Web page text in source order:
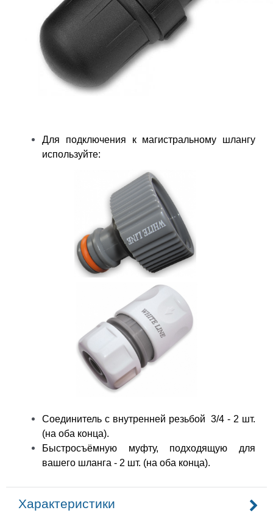
Для подключения к магистральному шлангу
используйте:
Соединитель с внутренней резьбой 3/4 - 2 шт.
(на оба конца).
Быстросъёмную муфту, подходящую для
вашего шланга - 2 шт. (на оба конца).
Характеристики